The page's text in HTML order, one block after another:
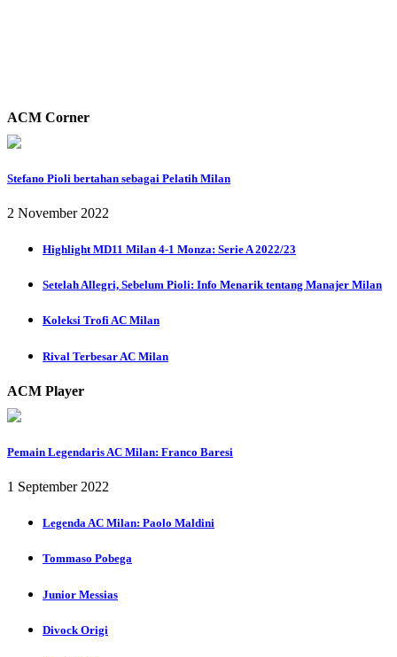
ACM Corner
Stefano Pioli bertahan sebagai Pelatih Milan
2 November 2022
Highlight MD11 Milan 4-1 Monza: Serie A 2022/23
Setelah Allegri, Sebelum Pioli: Info Menarik tentang Manajer Milan
Koleksi Trofi AC Milan
Rival Terbesar AC Milan
ACM Player
Pemain Legendaris AC Milan: Franco Baresi
1 September 2022
Legenda AC Milan: Paolo Maldini
Tommaso Pobega
Junior Messias
Divock Origi